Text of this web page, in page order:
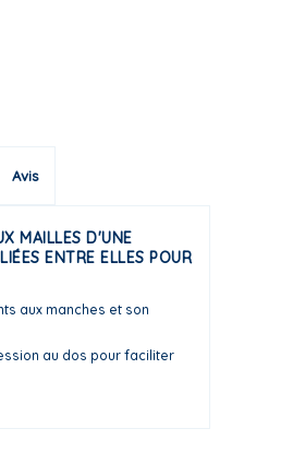
Avis
MAILLES D'UNE
ENTRE ELLES POUR
aux manches et son
au dos pour faciliter